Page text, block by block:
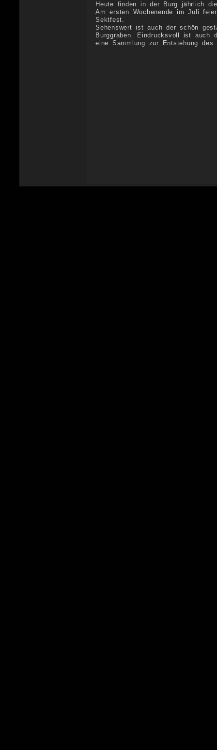
Heute finden in der Burg jährlich
Am ersten Wochenende im Juli
Sektfest.
Sehenswert ist auch der schön
Burggraben. Eindrucksvoll ist auch
eine Sammlung zur Entstehung des